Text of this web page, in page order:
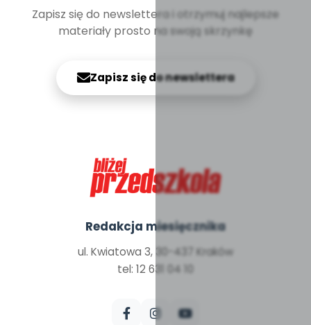
Zapisz się do newslettera i otrzymuj najlepsze
materiały prosto na swoją skrzynkę
Zapisz się do newslettera
Redakcja miesięcznika
ul. Kwiatowa 3, 30-437 Kraków
tel: 12 631 04 10